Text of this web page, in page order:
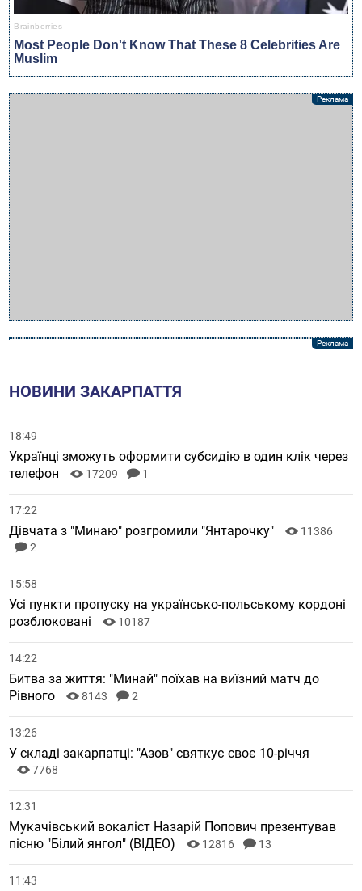
НОВИНИ ЗАКАРПАТТЯ
18:49
Українці зможуть оформити субсидію в один клік через
телефон
17209 1
17:22
Дівчата з "Минаю" розгромили "Янтарочку"
11386
2
15:58
Усі пункти пропуску на українсько-польському кордоні
розблоковані
10187
14:22
Битва за життя: "Минай" поїхав на виїзний матч до
Рівного
8143 2
13:26
У складі закарпатці: "Азов" святкує своє 10-річчя
7768
12:31
Мукачівський вокаліст Назарій Попович презентував
пісню "Білий янгол" (ВІДЕО)
12816 13
11:43